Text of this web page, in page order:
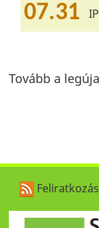
07.31
Tovább a